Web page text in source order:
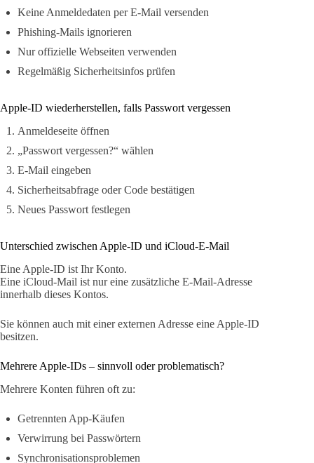
Keine Anmeldedaten per E-Mail versenden
Phishing-Mails ignorieren
Nur offizielle Webseiten verwenden
Regelmäßig Sicherheitsinfos prüfen
Apple-ID wiederherstellen, falls Passwort vergessen
Anmeldeseite öffnen
„Passwort vergessen?“ wählen
E-Mail eingeben
Sicherheitsabfrage oder Code bestätigen
Neues Passwort festlegen
Unterschied zwischen Apple-ID und iCloud-E-Mail
Eine Apple-ID ist Ihr Konto.
Eine iCloud-Mail ist nur eine zusätzliche E-Mail-Adresse
innerhalb dieses Kontos.
Sie können auch mit einer externen Adresse eine Apple-ID
besitzen.
Mehrere Apple-IDs – sinnvoll oder problematisch?
Mehrere Konten führen oft zu:
Getrennten App-Käufen
Verwirrung bei Passwörtern
Synchronisationsproblemen